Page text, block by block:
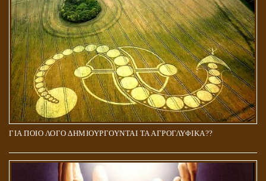
ΓΙΑ ΠΟΙΟ ΛΟΓΟ ΔΗΜΙΟΥΡΓΟΥΝΤΑΙ ΤΑ ΑΓΡΟΓΛΥΦΙΚΑ??